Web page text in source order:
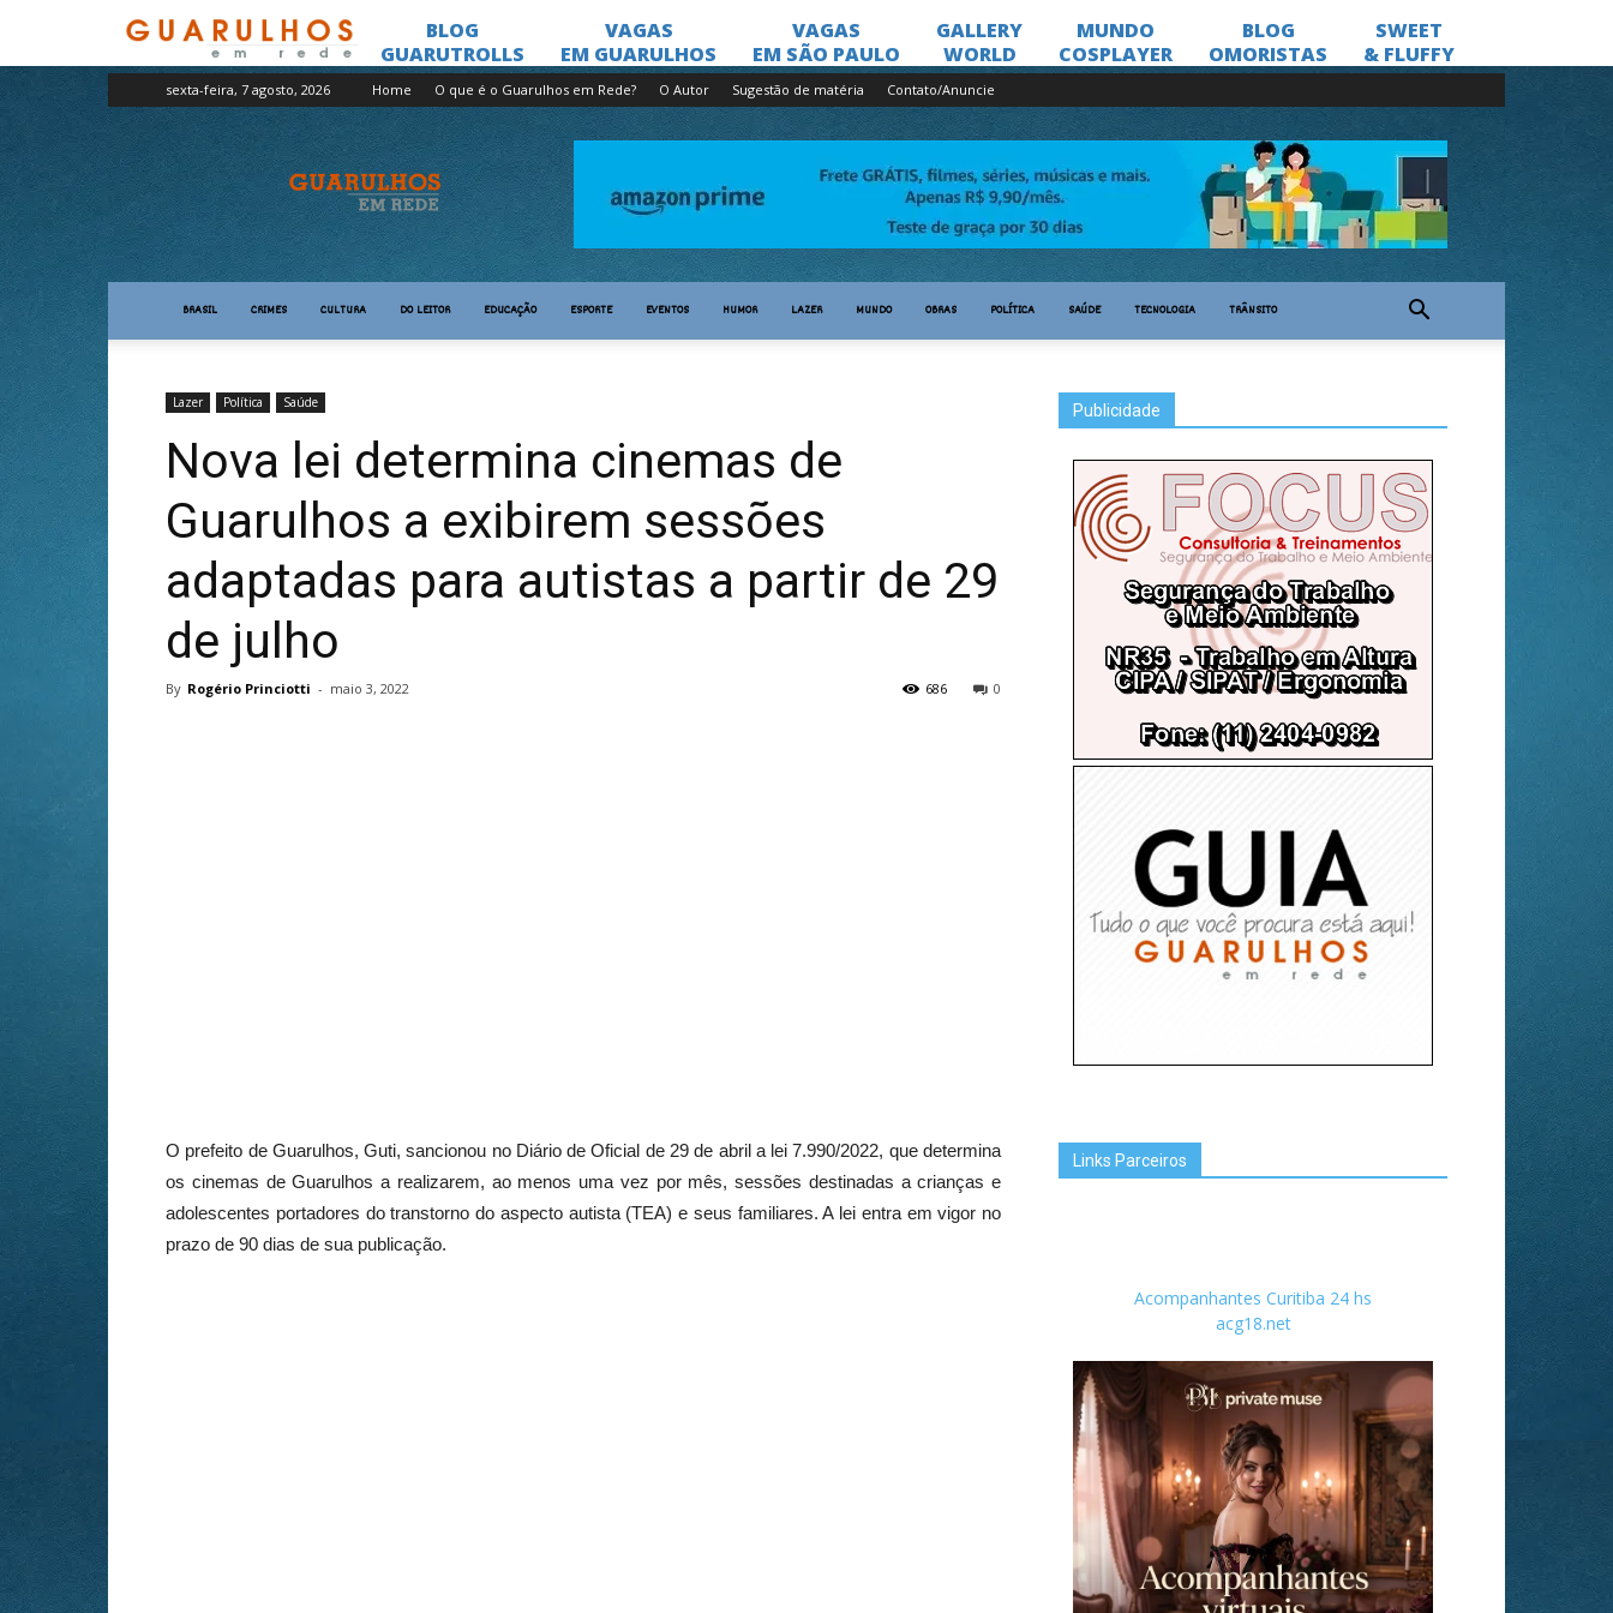
sexta-feira, 7 agosto, 2026 Home O que é o Guarulhos em Rede? O Autor Sugestão de matéria Contato/Anuncie
Guarulhos
em
Rede
BRASIL CRIMES CULTURA DO LEITOR EDUCAÇÃO ESPORTE EVENTOS HUMOR LAZER MUNDO OBRAS POLÍTICA SAÚDE TECNOLOGIA TRÂNSITO
Lazer Política Saúde
Nova lei determina cinemas de
Guarulhos a exibirem sessões
adaptadas para autistas a partir de 29
de julho
By Rogério Princiotti - maio 3, 2022 0
686
O prefeito de Guarulhos, Guti, sancionou no Diário de Oficial de 29 de abril a lei 7.990/2022, que determina
os cinemas de Guarulhos a realizarem, ao menos uma vez por mês, sessões destinadas a crianças e
adolescentes portadores do transtorno do aspecto autista (TEA) e seus familiares. A lei entra em vigor no
prazo de 90 dias de sua publicação.
Publicidade
Links Parceiros
Acompanhantes Curitiba 24 hs
acg18.net